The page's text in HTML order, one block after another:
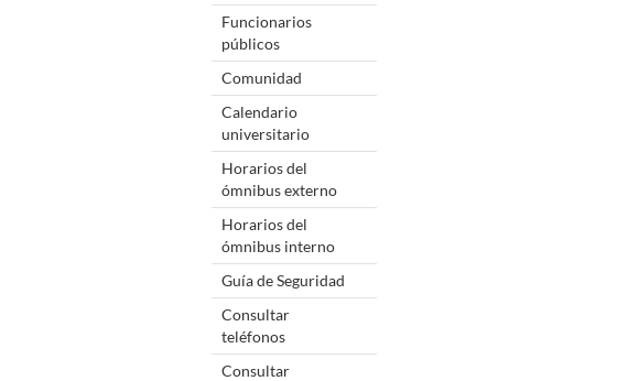
Funcionarios
públicos
Comunidad
Calendario
universitario
Horarios del
ómnibus externo
Horarios del
ómnibus interno
Guía de Seguridad
Consultar
teléfonos
Consultar